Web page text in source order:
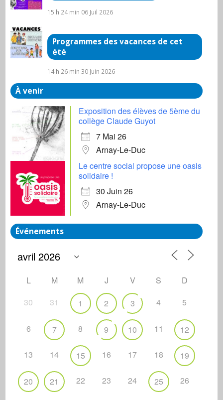
15 h 24 min 06 Juil 2026
Programmes des vacances de cet
été
14 h 26 min 30 Juin 2026
À venir
Exposition des élèves de 5ème du
collège Claude Guyot
7 Mai 26
Arnay-Le-Duc
Le centre social propose une oasis
solidaire !
30 Juin 26
Arnay-Le-Duc
Événements
L M M J V S
D
30
31 1 2 3 4 5
6 7 8 9 10 11 12
13 14 15 16 17 18 19
20 21 22 23 24 25 26